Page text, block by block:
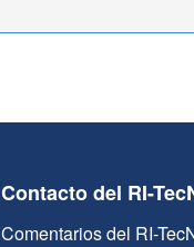
Contacto del RI-
Comentarios del RI-